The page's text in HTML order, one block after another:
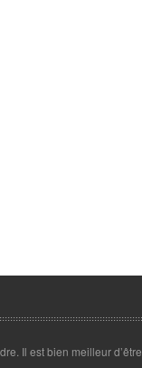
Il est bien meilleur d’être